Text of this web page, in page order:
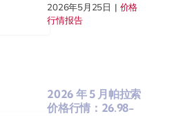
2026年5月25日 | 价格
行情报告
2026 年 5 月帕拉索
价格行情：26.98-